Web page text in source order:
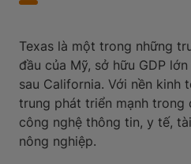
Texas là một trong những
đầu của Mỹ, sở hữu GDP
sau California. Với nền kinh
trung phát triển mạnh trong
công nghệ thông tin, y tế,
nông nghiệp.